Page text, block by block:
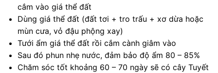
cắm vào giá thể đất
Dùng giá thể đất (đất tơi + tro trấu + xơ dừa hoặc
mùn cưa, vỏ đậu phộng xay)
Tưới ẩm giá thể đất rồi cắm cành giâm vào
Sau đó phun nhẹ nước, đảm bảo độ ẩm 80 – 85%
Chăm sóc tốt khoảng 60 – 70 ngày sẽ có cây Tuyết